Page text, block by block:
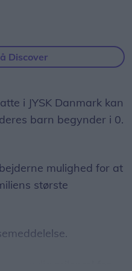
uge 33 og 34. Hvis
genbrugspladsen på
august.
Discover
i JYSK Danmark kan
barn begynder i 0.
mulighed for at
største